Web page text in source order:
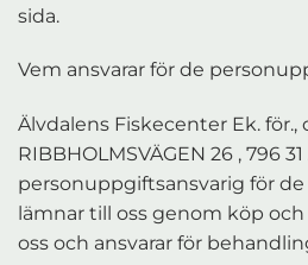
sida.
Vem ansvarar för de
Älvdalens Fiskecenter Ek. för.,
RIBBHOLMSVÄGEN 26 , 796
personuppgiftsansvarig för
lämnar till oss genom köp
oss och ansvarar för